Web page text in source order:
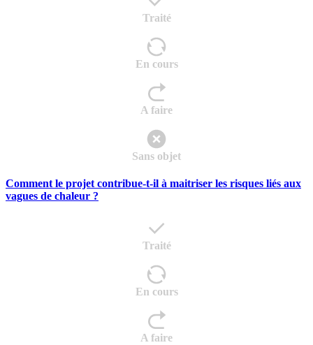
Traité
En cours
A faire
Sans objet
Comment le projet contribue-t-il à maitriser les risques liés aux
vagues de chaleur ?
Traité
En cours
A faire